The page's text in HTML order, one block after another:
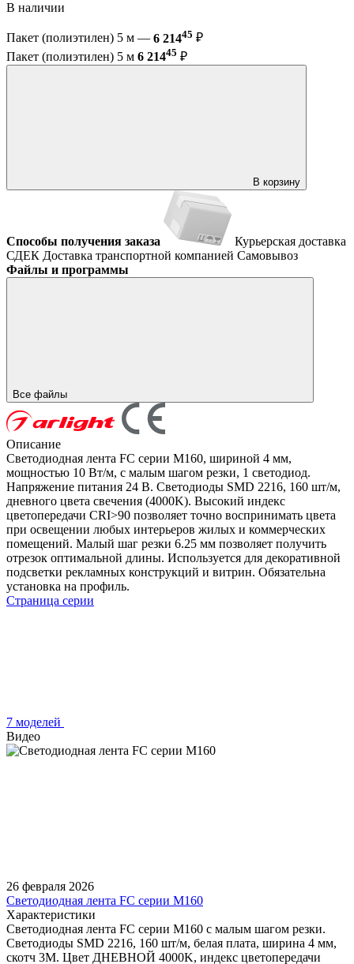
В наличии
Пакет (полиэтилен) 5 м — 6 21445 ₽
Пакет (полиэтилен) 5 м 6 21445 ₽
В корзину
Способы получения заказа
Курьерская доставка
СДЕК Доставка транспортной компанией Самовывоз
Файлы и программы
Все файлы
Описание
Светодиодная лента FC серии M160, шириной 4 мм,
мощностью 10 Вт/м, с малым шагом резки, 1 светодиод.
Напряжение питания 24 В. Светодиоды SMD 2216, 160 шт/м,
дневного цвета свечения (4000K). Высокий индекс
цветопередачи CRI>90 позволяет точно воспринимать цвета
при освещении любых интерьеров жилых и коммерческих
помещений. Малый шаг резки 6.25 мм позволяет получить
отрезок оптимальной длины. Используется для декоративной
подсветки рекламных конструкций и витрин. Обязательна
установка на профиль.
Страница серии
7 моделей
Видео
26 февраля 2026
Светодиодная лента FC серии M160
Характеристики
Светодиодная лента FC серии M160 с малым шагом резки.
Светодиоды SMD 2216, 160 шт/м, белая плата, ширина 4 мм,
скотч 3M. Цвет ДНЕВНОЙ 4000K, индекс цветопередачи